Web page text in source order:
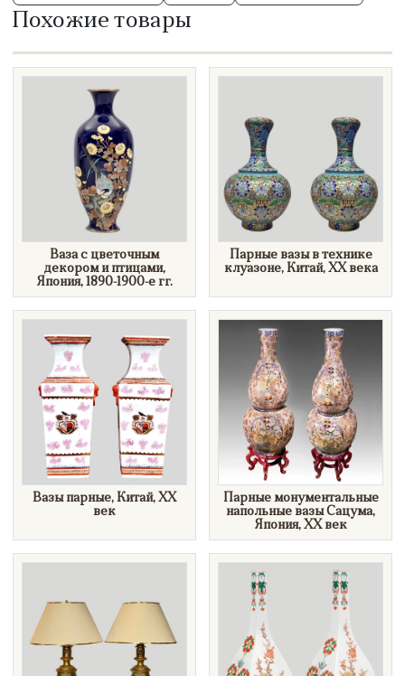
Похожие товары
Ваза с цветочным
декором и птицами,
Япония, 1890-1900-е гг.
Парные вазы в технике
клуазоне, Китай, ХХ века
Вазы парные, Китай, XX
век
​Парные монументальные
напольные вазы Сацума,
Япония, XX век